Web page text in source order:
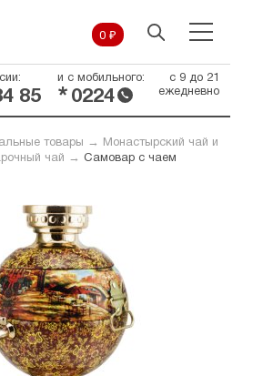
0 ₽
85
и с мобильного:
* 0224
с 9 до 21
ежедневно
товары →
Монастырский чай и
чай → Самовар с чаем